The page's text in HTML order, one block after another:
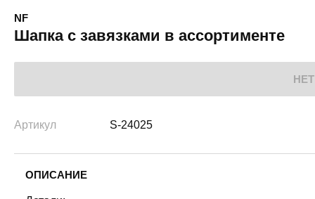
NF
Шапка с завязками в ассортименте
Артикул S-24025
ОПИСАНИЕ